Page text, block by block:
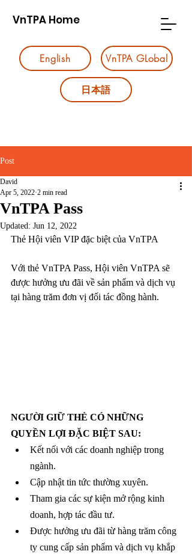
VnTPA Home
English VnTPA GLobal
日本語
Post
VnTPA Pass
David
Apr 5, 2022 2 min read
Updated: Jun 12, 2022
Thẻ Hội viên VIP đặc biệt của VnTPA
Với thẻ VnTPA Pass, Hội viên VnTPA sẽ
được hưởng ưu đãi về sản phẩm và dịch vụ
tại hàng trăm đơn vị đối tác đồng hành.
NGƯỜI GIỮ THẺ CÓ NHỮNG
QUYỀN LỢI ĐẶC BIỆT SAU:
Kết nối với các doanh nghiệp trong
ngành.
Cập nhật tin tức thường xuyên.
Tham gia các sự kiện mở rộng kinh
doanh, hợp tác đầu tư.
Được hưởng ưu đãi từ hàng trăm công
ty cung cấp sản phẩm và dịch vụ khắp